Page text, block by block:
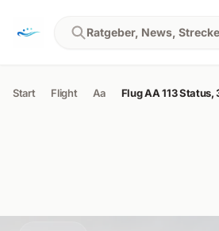
Ratgeber, News,
Start Flight Aa Flug AA 113 Status,